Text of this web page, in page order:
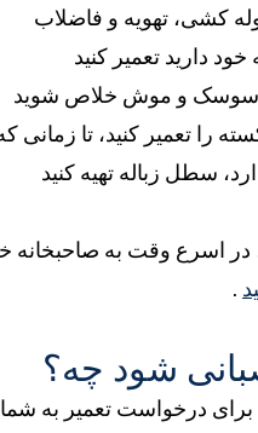
کشی، تهویه و فاضلاب
دارید تعمیر کنید
سوسک و موش خلاص شوید
را تعمیر کنید، تا زمانی
در اسرع وقت به صاحبخانه
.
شود چه؟
درخواست تعمیر به شما